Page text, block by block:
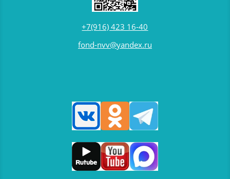
+7(916) 423 16-40
fond-nvv@yandex.ru